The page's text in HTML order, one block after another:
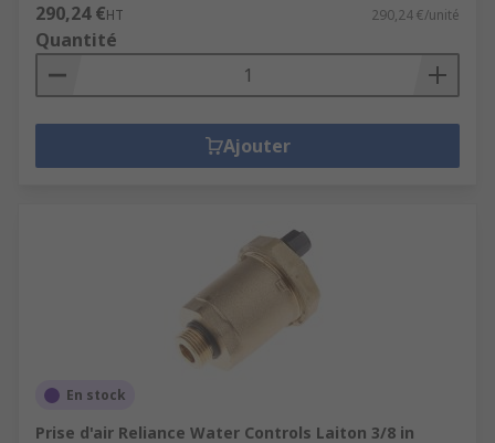
290,24 €HT 290,24 €/unité
Quantité
Ajouter
En stock
Prise d'air Reliance Water Controls Laiton 3/8 in